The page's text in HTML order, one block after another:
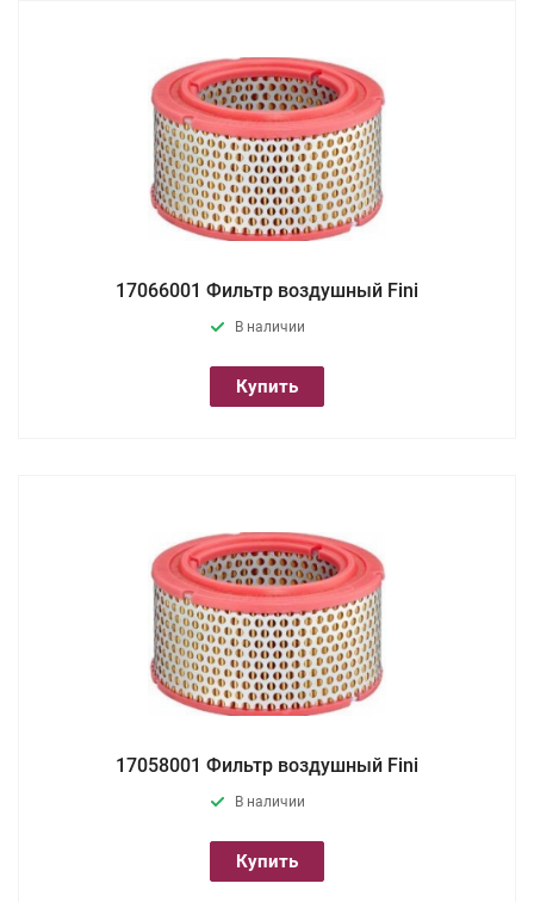
17066001 Фильтр воздушный Fini
В наличии
Купить
17058001 Фильтр воздушный Fini
В наличии
Купить